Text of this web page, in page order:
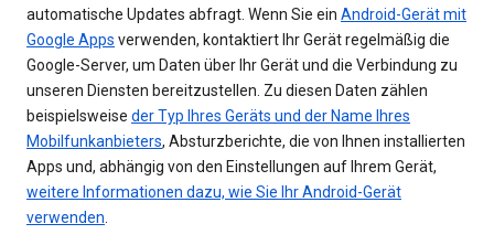
automatische Updates abfragt. Wenn Sie ein Android-Gerät mit
Google Apps verwenden, kontaktiert Ihr Gerät regelmäßig die
Google-Server, um Daten über Ihr Gerät und die Verbindung zu
unseren Diensten bereitzustellen. Zu diesen Daten zählen
beispielsweise der Typ Ihres Geräts und der Name Ihres
Mobilfunkanbieters, Absturzberichte, die von Ihnen installierten
Apps und, abhängig von den Einstellungen auf Ihrem Gerät,
weitere Informationen dazu, wie Sie Ihr Android-Gerät
verwenden.